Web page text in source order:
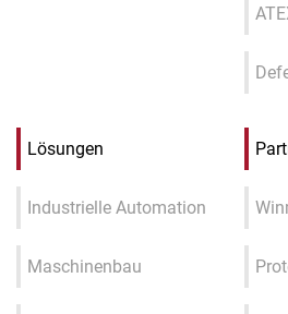
Lösungen
Industrielle Automation
Maschinenbau